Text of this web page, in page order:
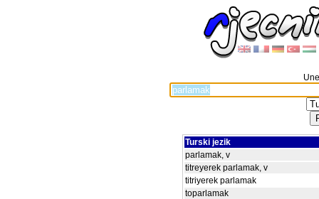
Turski jezik
parlamak, v
titreyerek parlamak, v
titriyerek parlamak
toparlamak